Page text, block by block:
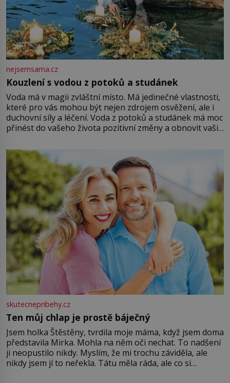
nejsemsama.cz
Kouzlení s vodou z potoků a studánek
Voda má v magii zvláštní místo. Má jedinečné vlastnosti,
které pro vás mohou být nejen zdrojem osvěžení, ale i
duchovní síly a léčení. Voda z potoků a studánek má moc
přinést do vašeho života pozitivní změny a obnovit vaši
můžete obohatit své rituály a přinést do svého života
větší harmonii a klid. Je důležité
skutecnepribehy.cz
Ten můj chlap je prostě báječný
Jsem holka Štěstěny, tvrdila moje máma, když jsem doma
představila Mirka. Mohla na něm oči nechat. To nadšení
ji neopustilo nikdy. Myslím, že mi trochu záviděla, ale
nikdy jsem jí to neřekla. Tátu měla ráda, ale co si